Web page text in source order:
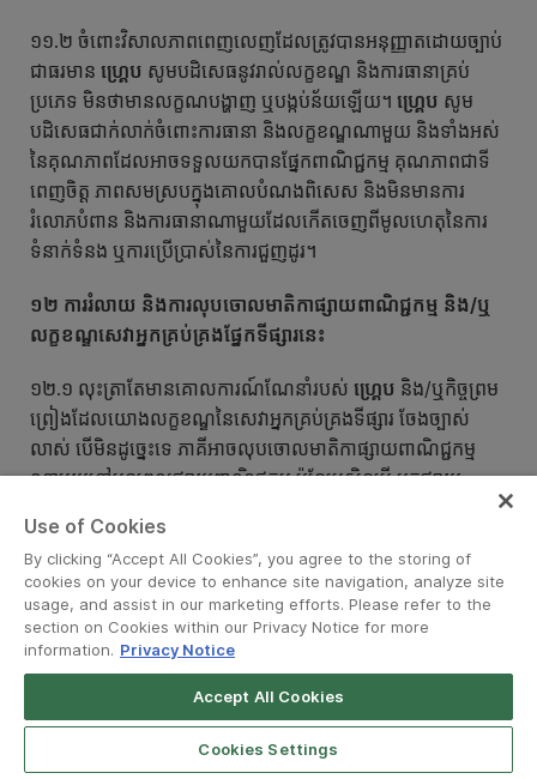
១១.២ ចំពោះវិសាលភាពពេញលេញដែលត្រូវបានអនុញ្ញាតដោយច្បាប់
ជាធរមាន ហ្គ្រេប សូមបដិសេធនូវរាល់លក្ខខណ្ឌ និងការធានាគ្រប់
ប្រភេទ មិនថាមានលក្ខណបង្ហាញ ឬបង្កប់ន័យឡើយ។ ហ្គ្រេប សូម
បដិសេធជាក់លាក់ចំពោះការធានា និងលក្ខខណ្ឌណាមួយ និងទាំងអស់
នៃគុណភាពដែលអាចទទួលយកបានផ្នែកពាណិជ្ជកម្ម គុណភាពជាទី
ពេញចិត្ត ភាពសមស្របក្នុងគោលបំណងពិសេស និងមិនមានការ
រំលោភបំពាន និងការធានាណាមួយដែលកើតចេញពីមូលហេតុនៃការ
ទំនាក់ទំនង ឬការប្រើប្រាស់នៃការជួញដូរ។
១២ ការរំលាយ និងការលុបចោលមាតិកាផ្សាយពាណិជ្ជកម្ម និង/ឬ
លក្ខខណ្ឌសេវាអ្នកគ្រប់គ្រងផ្នែកទីផ្សារនេះ
១២.១ លុះត្រាតែមានគោលការណ៍ណែនាំរបស់ ហ្គ្រេប និង/ឬកិច្ចព្រម
ព្រៀងដែលយោងលក្ខខណ្ឌនៃសេវាអ្នកគ្រប់គ្រងទីផ្សារ ចែងច្បាស់
លាស់ បើមិនដូច្នេះទេ ភាគីអាចលុបចោលមាតិកាផ្សាយពាណិជ្ជកម្ម
ណាមួយនៅមុនពេលផ្សាយពាណិជ្ជកម្ម ប៉ុន្តែប្រសិនបើ អ្នកផ្សាយ
កំណត់ ដែលផ្តល់ដោយ
ខុសត្រូវចំពោះថ្លៃលុបចោលណាមួយដែលបានទំនាក់ទំនងដោយ
ហ្គ្រេប ទៅកាន់អ្នកផ្សាយពាណិជ្ជកម្ម ហើយមាតិកាផ្សាយពាណិជ្ជកម្ម
អាចនៅតែត្រូវបានផ្សាយ។ អ្នកផ្សាយពាណិជ្ជកម្មត្រូវតែផ្ដល់ប្រសិទ្ធិភាព
លើការលុបចោលមាតិកាផ្សាយពាណិជ្ជកម្ម (i) គឺលើអនឡាញតាមរយៈ
គណនីរបស់អ្នកផ្សាយពាណិជ្ជកម្ម ប្រសិនបើមុខងារមានដំណើរការ (ii)
ប្រសិនបើមុខងារនេះមិនមានដំណើរការទេ គឺដោយមានការជូនដំណឹង
តាមរយៈអ៊ីមែលទៅកាន់តំណាងគណនីរបស់អ្នកផ្សាយ
Use of Cookies
By clicking “Accept All Cookies”, you agree to the storing of
cookies on your device to enhance site navigation, analyze site
usage, and assist in our marketing efforts. Please refer to the
section on Cookies within our Privacy Notice for more
information. Privacy Notice
Accept All Cookies
Cookies Settings